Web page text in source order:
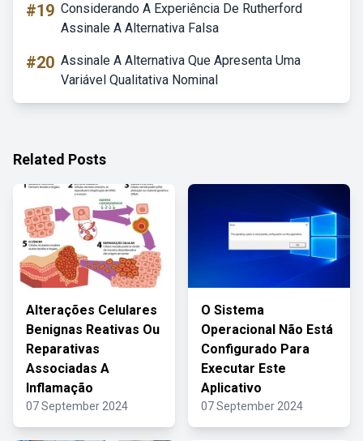
#19 Considerando A Experiência De Rutherford
Assinale A Alternativa Falsa
#20 Assinale A Alternativa Que Apresenta Uma
Variável Qualitativa Nominal
Related Posts
Alterações Celulares
Benignas Reativas Ou
Reparativas
Associadas A
Inflamação
07 September 2024
O Sistema
Operacional Não Está
Configurado Para
Executar Este
Aplicativo
07 September 2024